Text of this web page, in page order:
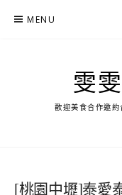
MENU
雯
歡迎美食合作邀約
[桃園中壢]泰愛